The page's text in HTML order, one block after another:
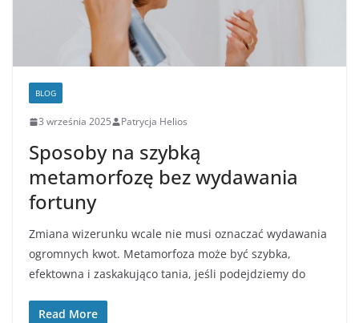
BLOG
3 września 2025 Patrycja Helios
Sposoby na szybką
metamorfozę bez wydawania
fortuny
Zmiana wizerunku wcale nie musi oznaczać wydawania
ogromnych kwot. Metamorfoza może być szybka,
efektowna i zaskakująco tania, jeśli podejdziemy do
Read More